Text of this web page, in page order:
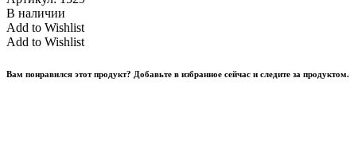
В наличии
Add to Wishlist
Add to Wishlist
Вам понравился этот продукт? Добавьте в избранное сейчас и следите за продуктом.